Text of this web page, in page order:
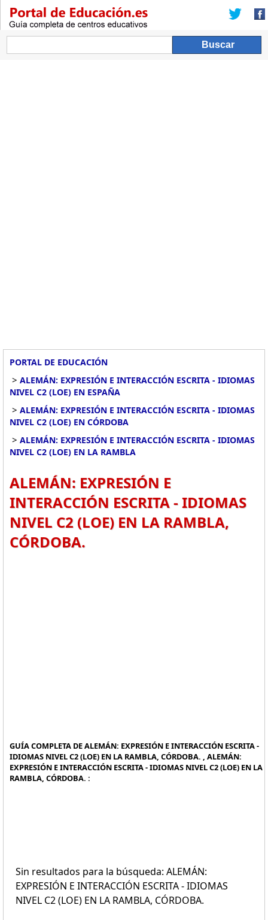
PORTAL DE EDUCACIÓN
> ALEMÁN: EXPRESIÓN E INTERACCIÓN ESCRITA - IDIOMAS
NIVEL C2 (LOE) EN ESPAÑA
> ALEMÁN: EXPRESIÓN E INTERACCIÓN ESCRITA - IDIOMAS
NIVEL C2 (LOE) EN CÓRDOBA
> ALEMÁN: EXPRESIÓN E INTERACCIÓN ESCRITA - IDIOMAS
NIVEL C2 (LOE) EN LA RAMBLA
ALEMÁN: EXPRESIÓN E
INTERACCIÓN ESCRITA - IDIOMAS
NIVEL C2 (LOE) EN LA RAMBLA,
CÓRDOBA.
GUÍA COMPLETA DE ALEMÁN: EXPRESIÓN E INTERACCIÓN ESCRITA -
IDIOMAS NIVEL C2 (LOE) EN LA RAMBLA, CÓRDOBA. , ALEMÁN:
EXPRESIÓN E INTERACCIÓN ESCRITA - IDIOMAS NIVEL C2 (LOE) EN LA
RAMBLA, CÓRDOBA. :
Sin resultados para la búsqueda: ALEMÁN:
EXPRESIÓN E INTERACCIÓN ESCRITA - IDIOMAS
NIVEL C2 (LOE) EN LA RAMBLA, CÓRDOBA.